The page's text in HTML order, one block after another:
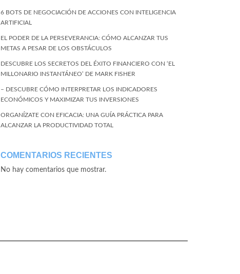
6 BOTS DE NEGOCIACIÓN DE ACCIONES CON INTELIGENCIA
ARTIFICIAL
EL PODER DE LA PERSEVERANCIA: CÓMO ALCANZAR TUS
METAS A PESAR DE LOS OBSTÁCULOS
DESCUBRE LOS SECRETOS DEL ÉXITO FINANCIERO CON ‘EL
MILLONARIO INSTANTÁNEO’ DE MARK FISHER
– DESCUBRE CÓMO INTERPRETAR LOS INDICADORES
ECONÓMICOS Y MAXIMIZAR TUS INVERSIONES
ORGANÍZATE CON EFICACIA: UNA GUÍA PRÁCTICA PARA
ALCANZAR LA PRODUCTIVIDAD TOTAL
COMENTARIOS RECIENTES
No hay comentarios que mostrar.